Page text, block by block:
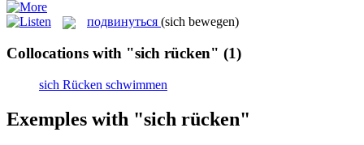
подвинуться (sich bewegen)
Collocations with "sich rücken" (1)
sich Rücken schwimmen
Exemples with "sich rücken"